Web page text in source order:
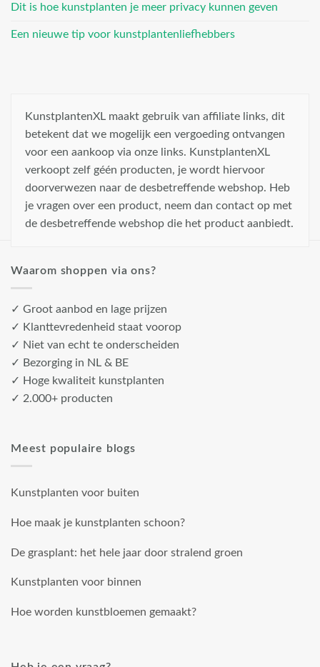
Dit is hoe kunstplanten je meer privacy kunnen geven
Een nieuwe tip voor kunstplantenliefhebbers
KunstplantenXL maakt gebruik van affiliate links, dit
betekent dat we mogelijk een vergoeding ontvangen
voor een aankoop via onze links. KunstplantenXL
verkoopt zelf géén producten, je wordt hiervoor
doorverwezen naar de desbetreffende webshop. Heb
je vragen over een product, neem dan contact op met
de desbetreffende webshop die het product aanbiedt.
Waarom shoppen via ons?
✓ Groot aanbod en lage prijzen
✓ Klanttevredenheid staat voorop
✓ Niet van echt te onderscheiden
✓ Bezorging in NL & BE
✓ Hoge kwaliteit kunstplanten
✓ 2.000+ producten
Meest populaire blogs
Kunstplanten voor buiten
Hoe maak je kunstplanten schoon?
De grasplant: het hele jaar door stralend groen
Kunstplanten voor binnen
Hoe worden kunstbloemen gemaakt?